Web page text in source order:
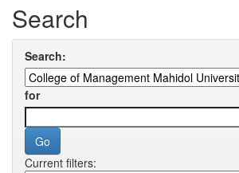
Search
Search:
for
Current filters: